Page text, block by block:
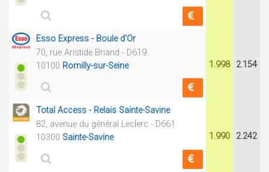
Esso Express - Boule d'Or
70, rue Aristide Briand - D619
10100 Romilly-sur-Seine 1.998 2.154
Total Access - Relais Sainte-Savine
82, avenue du général Leclerc - D661
10300 Sainte-Savine 1.990 2.242